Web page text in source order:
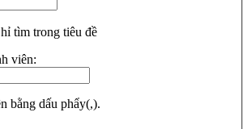
tìm trong tiêu đề
viên:
bằng dấu phẩy(,).